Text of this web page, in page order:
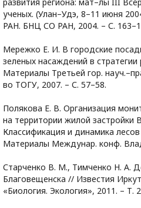
ученых. (Улан–Удэ, 8–11 июня
РАН. БНЦ СО РАН, 2004. – С.
Мережко Е. И. В городские
зеленых насаждений в стратегии
Материалы Третьей гор.
во ТОГУ, 2007. – С. 57–58.
Полякова Е. В. Организация
на территории жилой застройки
Классификация и динамика
Материалы Междунар. конф.
Старченко В. М., Тимченко Н. А.
Благовещенска // Известия
«Биология. Экология», 2011. – Т.